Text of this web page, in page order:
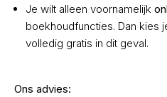
Je wilt alleen voornamelijk
boekhoudfuncties. Dan kies
volledig gratis in dit geval.
Ons advies: